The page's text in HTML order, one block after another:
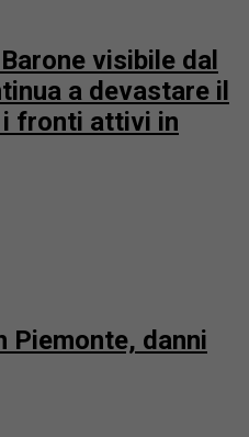
visibile dal
a devastare il
i fronti attivi in
Piemonte, danni